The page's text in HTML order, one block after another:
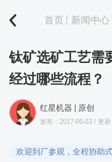
首页 新闻中心
钛矿选矿工艺需
经过哪些流程？
红星机器 | 原创
发布：2017-05-03 / 更
欢迎到厂参观，全程协助式